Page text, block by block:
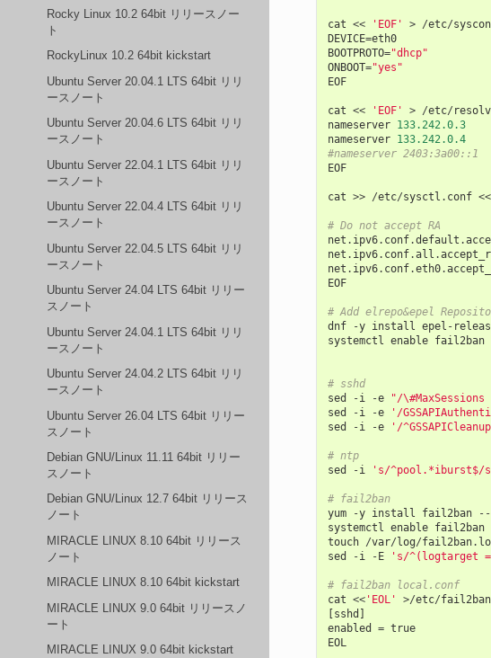
Rocky Linux 10.2 64bit リリースノー
ト
RockyLinux 10.2 64bit kickstart
Ubuntu Server 20.04.1 LTS 64bit リリ
ースノート
Ubuntu Server 20.04.6 LTS 64bit リリ
ースノート
Ubuntu Server 22.04.1 LTS 64bit リリ
ースノート
Ubuntu Server 22.04.4 LTS 64bit リリ
ースノート
Ubuntu Server 22.04.5 LTS 64bit リリ
ースノート
Ubuntu Server 24.04 LTS 64bit リリー
スノート
Ubuntu Server 24.04.1 LTS 64bit リリ
ースノート
Ubuntu Server 24.04.2 LTS 64bit リリ
ースノート
Ubuntu Server 26.04 LTS 64bit リリー
スノート
Debian GNU/Linux 11.11 64bit リリー
スノート
Debian GNU/Linux 12.7 64bit リリース
ノート
MIRACLE LINUX 8.10 64bit リリース
ノート
MIRACLE LINUX 8.10 64bit kickstart
MIRACLE LINUX 9.0 64bit リリースノ
ート
MIRACLE LINUX 9.0 64bit kickstart
cat << 'EOF' > /etc/
DEVICE=eth0
BOOTPROTO="dhcp"
ONBOOT="yes"
EOF
cat << 'EOF' > /etc/ resolv
nameserver 133.242.0.3
nameserver 133.242.0.4
#nameserver 2403:3a00::1
EOF
cat >> /etc/sysctl . conf
# Do not accept RA
net . ipv6. conf.default .
net . ipv6. conf.all .
net . ipv6. conf.eth0.
EOF
# Add elrepo&epel
dnf
-y install epel -
systemctl enable fail2ban
# sshd
sed
-i -e "/\#MaxSessions
sed
-i -e '/
sed
-i -e '/
# ntp
sed
-i 's/^pool.*iburst$/
# fail2ban
yum
-y install fail2ban --
systemctl enable fail2ban
touch /var/log/fail2ban.
sed
-i -E 's/^(logtarget
# fail2ban local.conf
cat <<'EOL' >/etc/fail2ban
[sshd ]
enabled
= true
EOL